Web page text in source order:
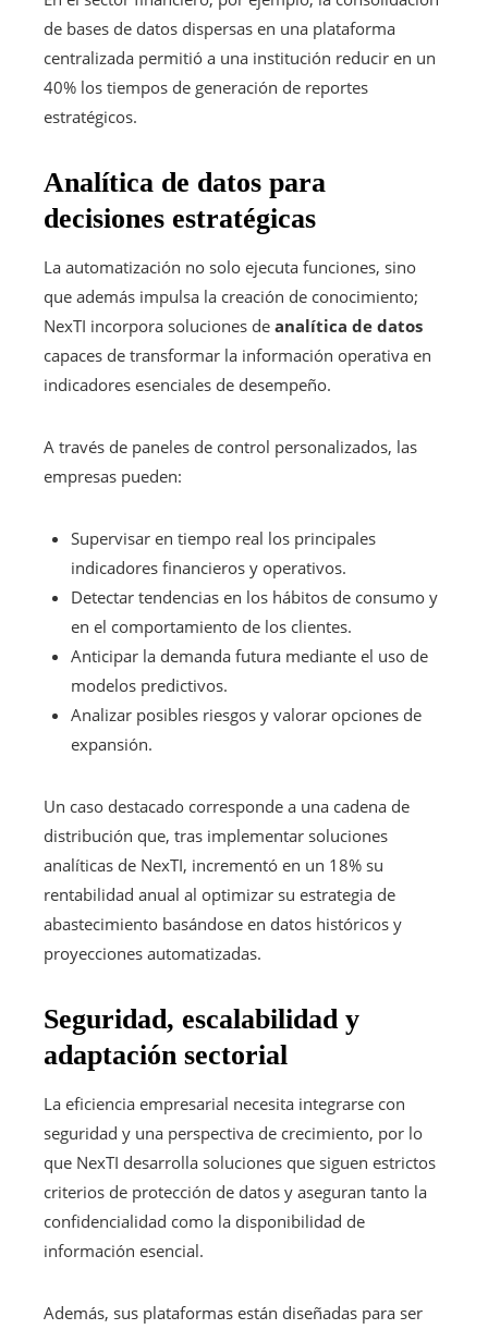
de bases de datos dispersas en una plataforma
centralizada permitió a una institución reducir en un
40% los tiempos de generación de reportes
estratégicos.
Analítica de datos para
decisiones estratégicas
La automatización no solo ejecuta funciones, sino
que además impulsa la creación de conocimiento;
NexTI incorpora soluciones de analítica de datos
capaces de transformar la información operativa en
indicadores esenciales de desempeño.
A través de paneles de control personalizados, las
empresas pueden:
Supervisar en tiempo real los principales
indicadores financieros y operativos.
Detectar tendencias en los hábitos de consumo y
en el comportamiento de los clientes.
Anticipar la demanda futura mediante el uso de
modelos predictivos.
Analizar posibles riesgos y valorar opciones de
expansión.
Un caso destacado corresponde a una cadena de
distribución que, tras implementar soluciones
analíticas de NexTI, incrementó en un 18% su
rentabilidad anual al optimizar su estrategia de
abastecimiento basándose en datos históricos y
proyecciones automatizadas.
Seguridad, escalabilidad y
adaptación sectorial
La eficiencia empresarial necesita integrarse con
seguridad y una perspectiva de crecimiento, por lo
que NexTI desarrolla soluciones que siguen estrictos
criterios de protección de datos y aseguran tanto la
confidencialidad como la disponibilidad de
información esencial.
Además, sus plataformas están diseñadas para ser